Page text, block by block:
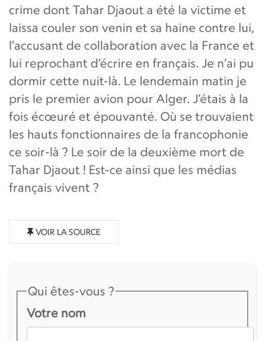
crime dont Tahar Djaout a été la victime et
laissa couler son venin et sa haine contre lui,
l’accusant de collaboration avec la France et
lui reprochant d’écrire en français. Je n’ai pu
dormir cette nuit-là. Le lendemain matin je
pris le premier avion pour Alger. J’étais à la
fois écœuré et épouvanté. Où se trouvaient
les hauts fonctionnaires de la francophonie
ce soir-là ? Le soir de la deuxième mort de
Tahar Djaout ! Est-ce ainsi que les médias
français vivent ?
VOIR LA SOURCE
Qui êtes-vous ?
Votre nom